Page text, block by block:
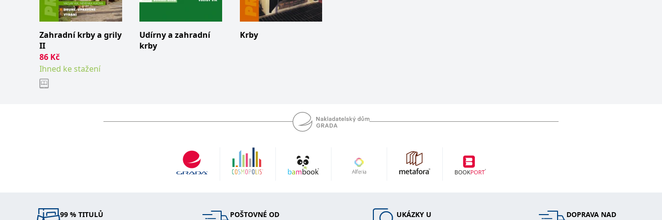
Zahradní krby a grily
II
86 Kč
Ihned ke stažení
Udírny a zahradní
krby
Krby
99 % TITULŮ
POŠTOVNÉ OD
UKÁZKY U
DOPRAVA NAD